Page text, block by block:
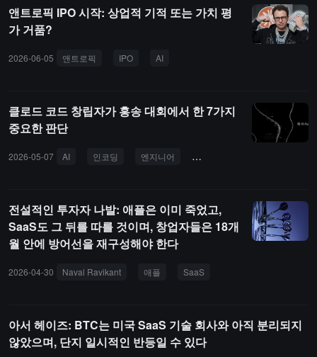
앤트로픽 IPO 시작: 상업적 기적 또는 가치 평
가 거품?
2026-06-05 앤트로픽 IPO AI
클로드 코드 창립자가 홍송 대회에서 한 7가지
중요한 판단
2026-05-07 AI 인코딩 엔지니어 산업 혁명
전설적인 투자자 나발: 애플은 이미 죽었고,
SaaS도 그 뒤를 따를 것이며, 창업자들은 18개
월 안에 방어선을 재구성해야 한다
2026-04-30 Naval Ravikant 애플 SaaS
아서 헤이즈: BTC는 미국 SaaS 기술 회사와 아직 분리되지
않았으며, 단지 일시적인 반등일 수 있다